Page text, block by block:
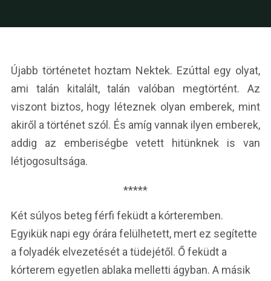
Újabb történetet hoztam Nektek. Ezúttal egy olyat,
ami talán kitalált, talán valóban megtörtént. Az
viszont biztos, hogy léteznek olyan emberek, mint
akiről a történet szól. És amíg vannak ilyen emberek,
addig az emberiségbe vetett hitünknek is van
létjogosultsága.
*****
Két súlyos beteg férfi feküdt a kórteremben.
Egyikük napi egy órára felülhetett, mert ez segítette
a folyadék elvezetését a tüdejétől. Ő feküdt a
kórterem egyetlen ablaka melletti ágyban. A másik